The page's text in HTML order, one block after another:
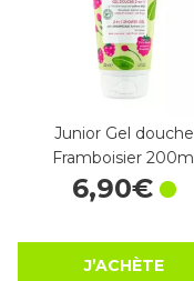
Junior Gel douche
Framboisier 200ml
6,90€
J’ACHÈTE